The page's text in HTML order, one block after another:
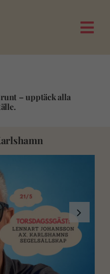
– upptäck alla